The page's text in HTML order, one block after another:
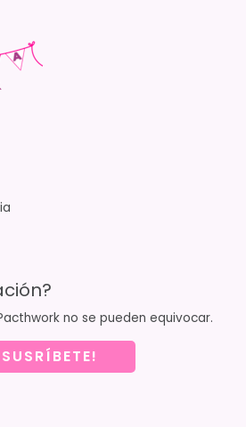
no se pueden equivocar.